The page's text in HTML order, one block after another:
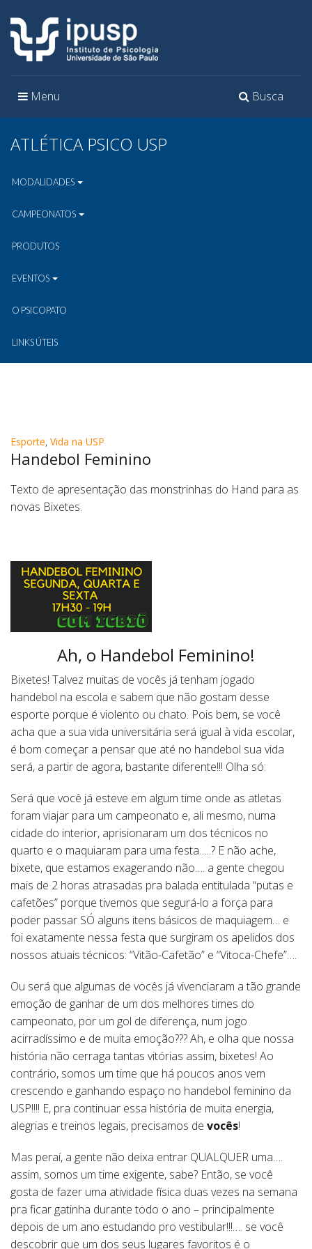
Toggle
Busca
Toggle
Menu
ATLÉTICA PSICO USP
MODALIDADES
CAMPEONATOS
PRODUTOS
EVENTOS
O PSICOPATO
LINKS ÚTEIS
Esporte, Vida na USP
Handebol Feminino
Texto de apresentação das monstrinhas do Hand para as
novas Bixetes.
Ah, o Handebol Feminino!
Bixetes! Talvez muitas de vocês já tenham jogado
handebol na escola e sabem que não gostam desse
esporte porque é violento ou chato. Pois bem, se você
acha que a sua vida universitária será igual à vida escolar,
é bom começar a pensar que até no handebol sua vida
será, a partir de agora, bastante diferente!!! Olha só:
Será que você já esteve em algum time onde as atletas
foram viajar para um campeonato e, ali mesmo, numa
cidade do interior, aprisionaram um dos técnicos no
quarto e o maquiaram para uma festa…..? E não ache,
bixete, que estamos exagerando não…. a gente chegou
mais de 2 horas atrasadas pra balada entitulada “putas e
cafetões” porque tivemos que segurá-lo a força para
poder passar SÓ alguns itens básicos de maquiagem… e
foi exatamente nessa festa que surgiram os apelidos dos
nossos atuais técnicos: “Vitão-Cafetão” e “Vitoca-Chefe”….
Ou será que algumas de vocês já vivenciaram a tão grande
emoção de ganhar de um dos melhores times do
campeonato, por um gol de diferença, num jogo
acirradíssimo e de muita emoção??? Ah, e olha que nossa
história não cerraga tantas vitórias assim, bixetes! Ao
contrário, somos um time que há poucos anos vem
crescendo e ganhando espaço no handebol feminino da
USP!!!! E, pra continuar essa história de muita energia,
alegrias e treinos legais, precisamos de vocês!
Mas peraí, a gente não deixa entrar QUALQUER uma….
assim, somos um time exigente, sabe? Então, se você
gosta de fazer uma atividade física duas vezes na semana
pra ficar gatinha durante todo o ano – principalmente
depois de um ano estudando pro vestibular!!!…. se você
descobrir que um dos seus lugares favoritos é o